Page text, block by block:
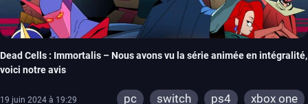
Dead Cells : Immortalis – Nous avons vu la série animée en intégralité,
voici notre avis
19 juin 2024 à 19:29 pc switch ps4 xbox one